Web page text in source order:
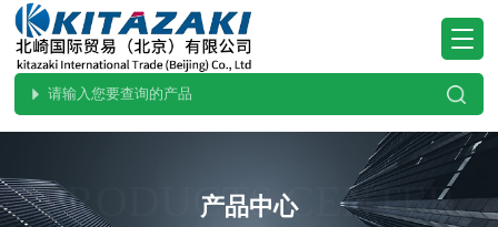
PRODUCTS CENTER
产品中心